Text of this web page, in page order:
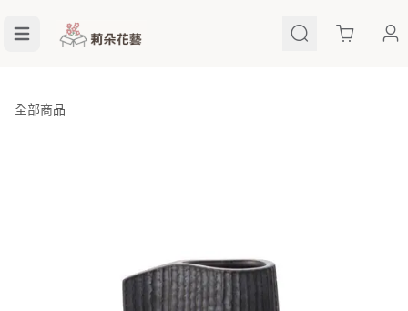
Cart
全部商品